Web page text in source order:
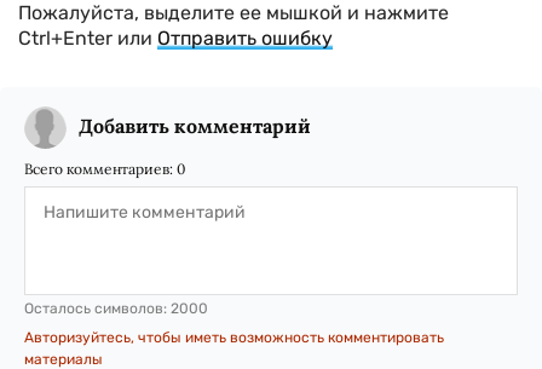
Пожалуйста, выделите ее мышкой и нажмите
Ctrl+Enter или Отправить ошибку
Добавить комментарий
Всего комментариев: 0
Осталось символов: 2000
Авторизуйтесь, чтобы иметь возможность комментировать
материалы